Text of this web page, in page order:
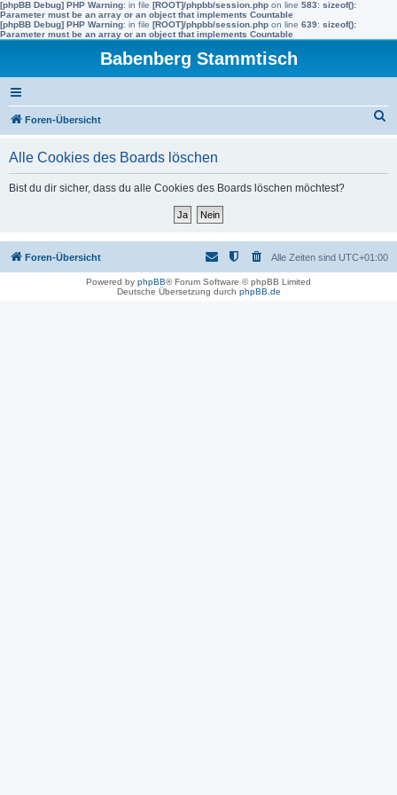
[phpBB Debug] PHP Warning: in file [ROOT]/phpbb/session.php on line 583: sizeof():
Parameter must be an array or an object that implements Countable
[phpBB Debug] PHP Warning: in file [ROOT]/phpbb/session.php on line 639: sizeof():
Parameter must be an array or an object that implements Countable
Babenberg Stammtisch
Foren-Übersicht
Alle Cookies des Boards löschen
Bist du dir sicher, dass du alle Cookies des Boards löschen möchtest?
Foren-Übersicht Alle Zeiten sind UTC+01:00
Powered by phpBB® Forum Software © phpBB Limited
Deutsche Übersetzung durch phpBB.de